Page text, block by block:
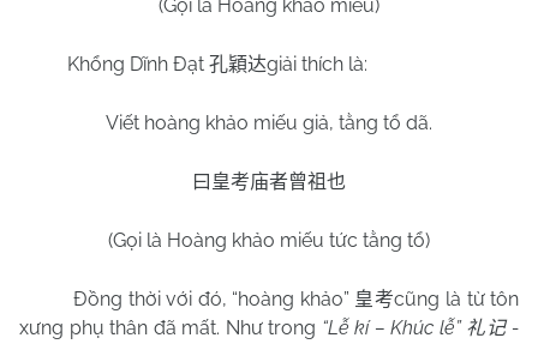
(Gọi là Hoàng khảo miếu)
Khổng Dĩnh Đạt 孔穎达giải thích là:
Viết hoàng khảo miếu giả, tằng tổ dã.
曰皇考庙者曾祖也
(Gọi là Hoàng khảo miếu tức tằng tổ)
Đồng thời với đó, “hoàng khảo” 皇考cũng là từ tôn
xưng phụ thân đã mất. Như trong “Lễ kí – Khúc lễ” 礼记-